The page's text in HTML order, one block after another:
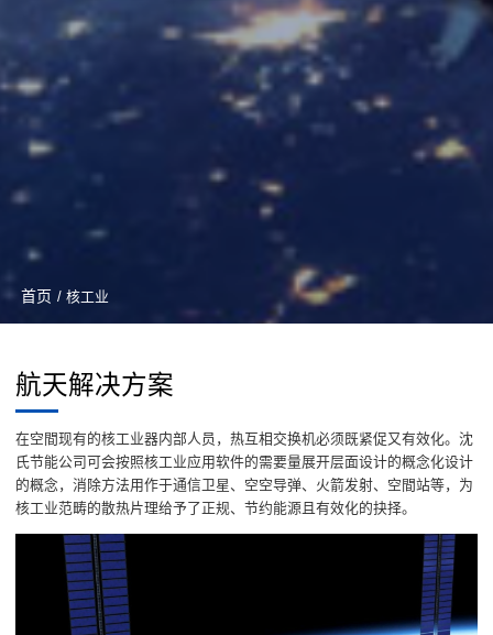
首页 / 核工业
航天解决方案
在空間现有的核工业器内部人员，热互相交换机必须既紧促又有效化。沈
氏节能公司可会按照核工业应用软件的需要量展开层面设计的概念化设计
的概念，消除方法用作于通信卫星、空空导弹、火箭发射、空間站等，为
核工业范畴的散热片理给予了正规、节约能源且有效化的抉择。